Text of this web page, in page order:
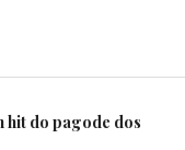
hit do pagode dos